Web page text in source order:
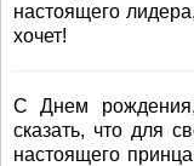
настоящего
хочет!
С Днем
сказать, что для
настоящего